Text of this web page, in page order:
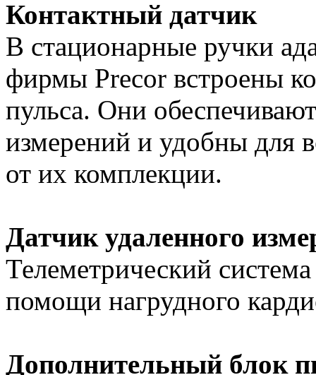
Контактный датчик
В стационарные ручки
фирмы Precor встроены
пульса. Они
измерений и удобны для
от их комплекции.
Датчик удаленного
Телеметрический
помощи нагрудного
Дополнительный блок